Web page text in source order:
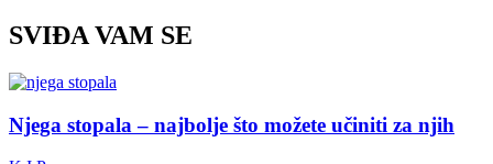
SVIĐA VAM SE
Njega stopala – najbolje što možete učiniti za njih